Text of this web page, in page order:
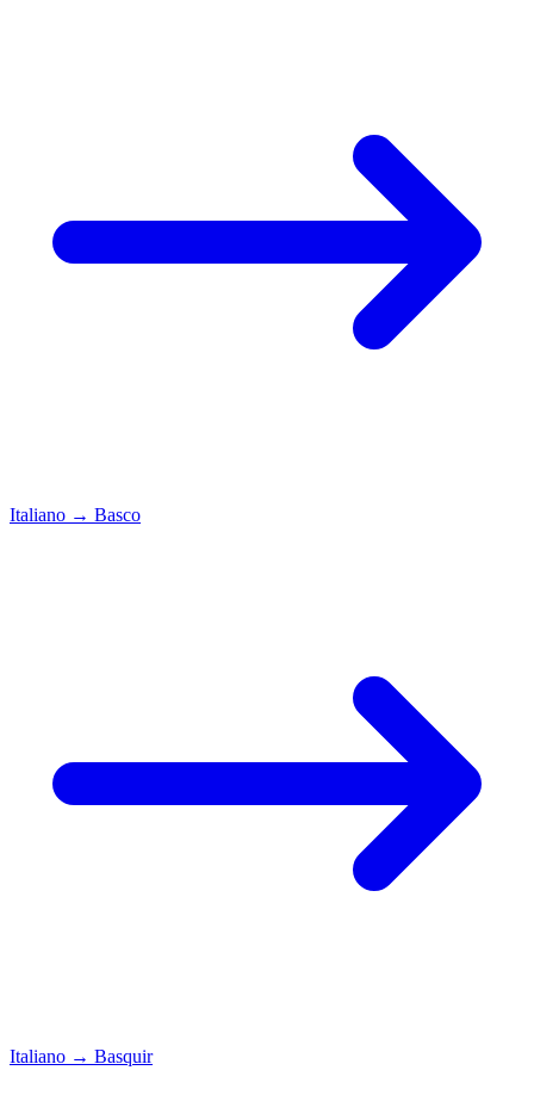
Italiano → Basco
Italiano → Basquir